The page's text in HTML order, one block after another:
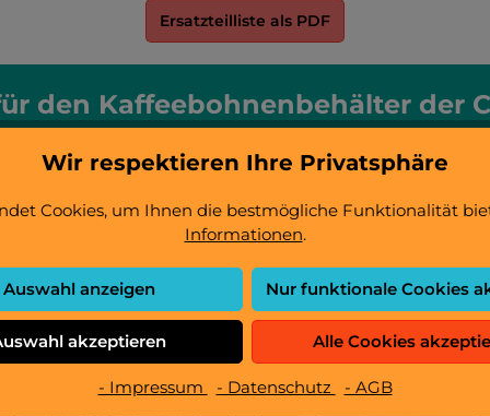
Ersatzteilliste als PDF
den Kaffeebohnenbehälter der
mit Hilfe der Abbildungen das gesuchte Ersatzteil, sowie
Wir respektieren Ihre Privatsphäre
Cookies, um Ihnen die bestmögliche Funktionalität
Informationen.
Auswahl anzeigen Nur funktionale Cookies
akzeptieren Alle Cookies
- Impressum - Datenschutz - AGB